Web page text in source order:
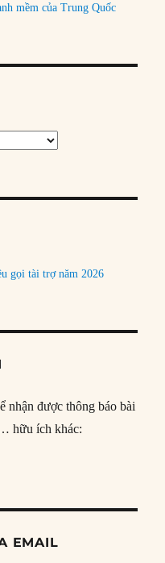
mềm của Trung Quốc
gọi tài trợ năm 2026
nhận được thông báo bài
hữu ích khác:
EMAIL